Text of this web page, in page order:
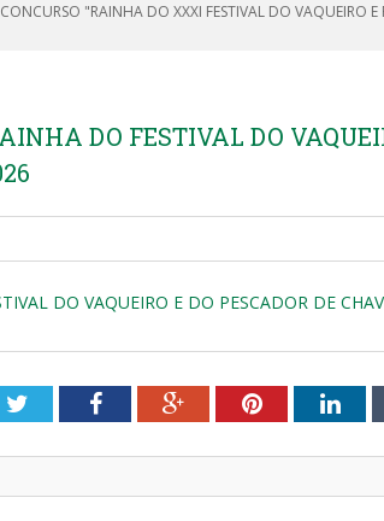
CONCURSO "RAINHA DO XXXI FESTIVAL DO VAQUEIRO
DO FESTIVAL DO
DO VAQUEIRO E DO PESCADOR DE
TwitterFacebookGoogle+Pinterest